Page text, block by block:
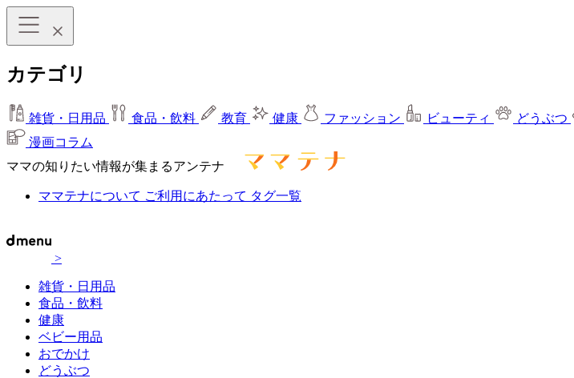
カテゴリ
雑貨・日用品 食品・飲料 教育 健康 ファッション ビューティ どうぶつ
漫画コラム
ママの知りたい情報が集まるアンテナ
ママテナについて ご利用にあたって タグ一覧
>
雑貨・日用品
食品・飲料
健康
ベビー用品
おでかけ
どうぶつ